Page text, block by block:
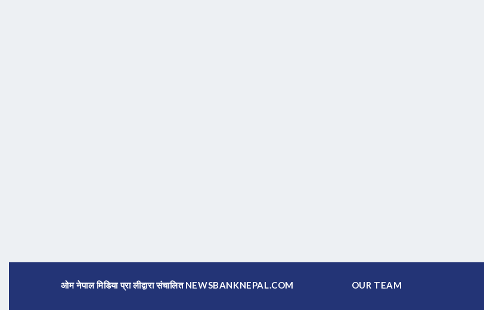
ओम नेपाल मिडिया प्रा लीद्वारा संचालित NEWSBANKNEPAL.COM OUR TEAM